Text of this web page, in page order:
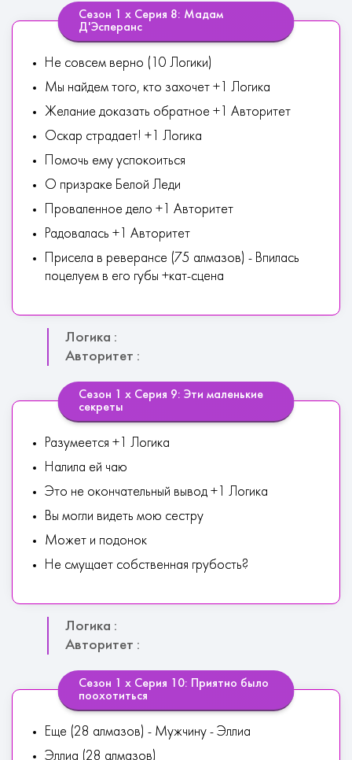
Сезон 1 х Серия 8: Мадам
Д'Эсперанс
Не совсем верно (10 Логики)
Мы найдем того, кто захочет +1 Логика
Желание доказать обратное +1 Авторитет
Оскар страдает! +1 Логика
Помочь ему успокоиться
О призраке Белой Леди
Проваленное дело +1 Авторитет
Радовалась +1 Авторитет
Присела в реверансе (75 алмазов) - Впилась
поцелуем в его губы +кат-сцена
Логика :
Авторитет :
Сезон 1 х Серия 9: Эти маленькие
секреты
Разумеется +1 Логика
Налила ей чаю
Это не окончательный вывод +1 Логика
Вы могли видеть мою сестру
Может и подонок
Не смущает собственная грубость?
Логика :
Авторитет :
Сезон 1 х Серия 10: Приятно было
поохотиться
Еще (28 алмазов) - Мужчину - Эллиа
Эллиа (28 алмазов)